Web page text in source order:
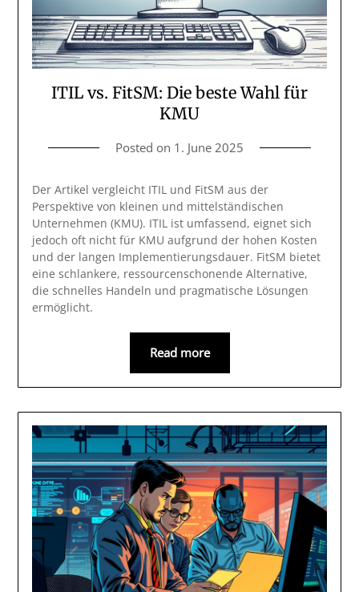
ITIL vs. FitSM: Die beste Wahl für
KMU
Posted on 1. June 2025
Der Artikel vergleicht ITIL und FitSM aus der
Perspektive von kleinen und mittelständischen
Unternehmen (KMU). ITIL ist umfassend, eignet sich
jedoch oft nicht für KMU aufgrund der hohen Kosten
und der langen Implementierungsdauer. FitSM bietet
eine schlankere, ressourcenschonende Alternative,
die schnelles Handeln und pragmatische Lösungen
ermöglicht.
Read more